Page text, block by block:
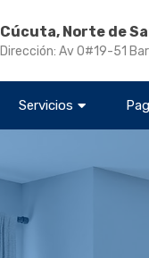
Cúcuta, Norte de
Dirección: Av 0#19-51
Servicios